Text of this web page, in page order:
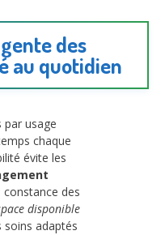
des
au quotidien
par usage
chaque
évite les
des
disponible
soins adaptés